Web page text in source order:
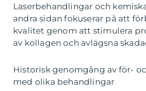
Laserbehandlingar och
andra sidan fokuserar på att
kvalitet genom att stimulera
av kollagen och avlägsna
Historisk genomgång av för-
med olika behandlingar